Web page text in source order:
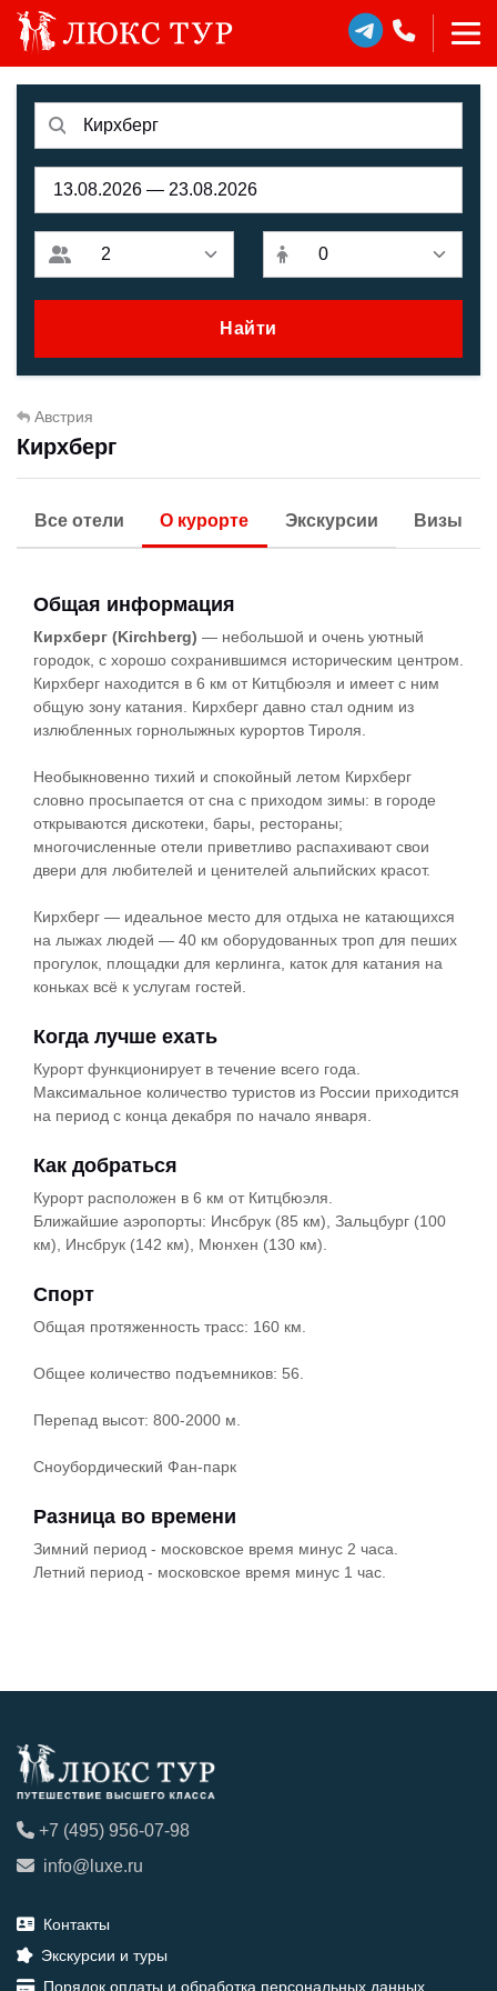
Найти
Австрия
Кирхберг
Все отели О курорте Экскурсии Визы
Общая информация
Кирхберг (Kirchberg) — небольшой и очень уютный
городок, с хорошо сохранившимся историческим центром.
Кирхберг находится в 6 км от Китцбюэля и имеет с ним
общую зону катания. Кирхберг давно стал одним из
излюбленных горнолыжных курортов Тироля.
Необыкновенно тихий и спокойный летом Кирхберг
словно просыпается от сна с приходом зимы: в городе
открываются дискотеки, бары, рестораны;
многочисленные отели приветливо распахивают свои
двери для любителей и ценителей альпийских красот.
Кирхберг — идеальное место для отдыха не катающихся
на лыжах людей — 40 км оборудованных троп для пеших
прогулок, площадки для керлинга, каток для катания на
коньках всё к услугам гостей.
Когда лучше ехать
Курорт функционирует в течение всего года.
Максимальное количество туристов из России приходится
на период с конца декабря по начало января.
Как добраться
Курорт расположен в 6 км от Китцбюэля.
Ближайшие аэропорты: Инсбрук (85 км), Зальцбург (100
км), Инсбрук (142 км), Мюнхен (130 км).
Спорт
Общая протяженность трасс: 160 км.
Общее количество подъемников: 56.
Перепад высот: 800-2000 м.
Сноубордический Фан-парк
Разница во времени
Зимний период - московское время минус 2 часа.
Летний период - московское время минус 1 час.
+7 (495) 956-07-98
info@luxe.ru
Контакты
Экскурсии и туры
Порядок оплаты и обработка персональных данных